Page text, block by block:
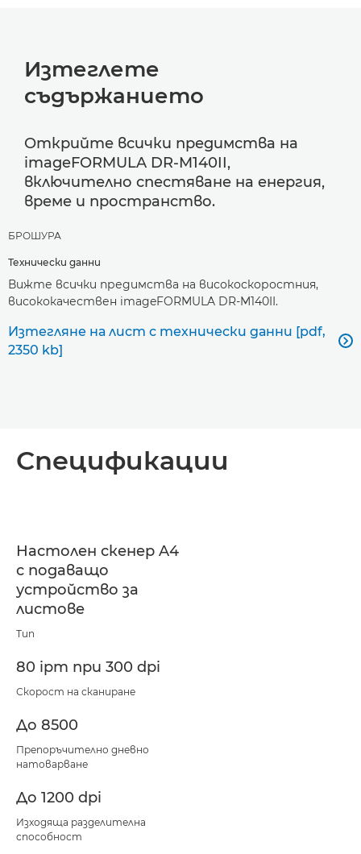
Изтеглете
съдържанието
Открийте всички предимства на
imageFORMULA DR-M140II,
включително спестяване на енергия,
време и пространство.
БРОШУРА
Технически данни
Вижте всички предимства на високоскоростния,
висококачествен imageFORMULA DR-M140II.
Изтегляне на лист с технически данни [pdf,
2350 kb]

Спецификации
Настолен скенер A4
с подаващо
устройство за
листове
Тип
80 ipm при 300 dpi
Скорост на сканиране
До 8500
Препоръчително дневно
натоварване
До 1200 dpi
Изходяща разделителна
способност